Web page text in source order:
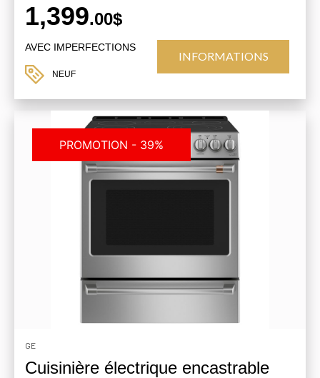
1,399.00$
AVEC IMPERFECTIONS
NEUF
INFORMATIONS
PROMOTION - 39%
GE
Cuisinière électrique encastrable